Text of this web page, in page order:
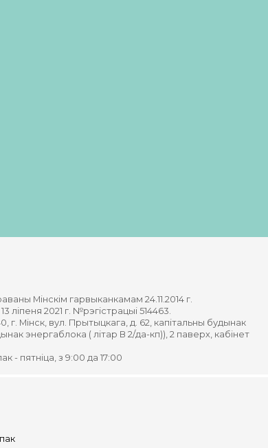
Мінскім гарвыканкамам 24.11.2014 г.
ліпеня 2021 г. №рэгістрацыі 514463.
г. Мінск, вул. Прытыцкага, д. 62, капітальны будынак
энергаблока ( літар В 2/да-кп)), 2 паверх, кабінет
- пятніца, з 9:00 да 17:00